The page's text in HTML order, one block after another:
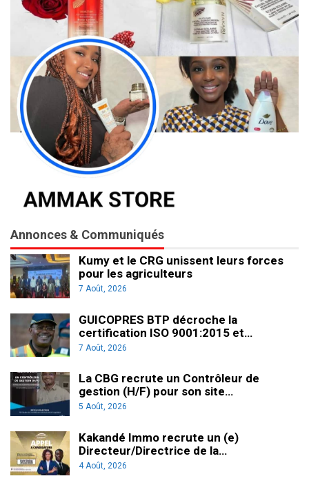
Annonces & Communiqués
Kumy et le CRG unissent leurs forces
pour les agriculteurs
7 Août, 2026
GUICOPRES BTP décroche la
certification ISO 9001:2015 et…
7 Août, 2026
La CBG recrute un Contrôleur de
gestion (H/F) pour son site…
5 Août, 2026
Kakandé Immo recrute un (e)
Directeur/Directrice de la…
4 Août, 2026